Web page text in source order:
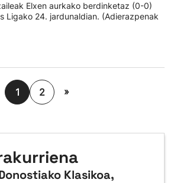
Elxen aurkako berdinketaz (0-0)
Ligako 24. jardunaldian. (Adierazpenak
1 2 »
Klasikoa,